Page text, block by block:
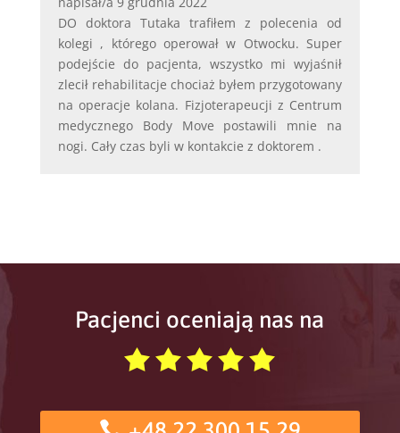
DO doktora Tutaka trafiłem z polecenia od
kolegi , którego operował w Otwocku. Super
podejście do pacjenta, wszystko mi wyjaśnił
zlecił rehabilitacje chociaż byłem przygotowany
na operacje kolana. Fizjoterapeucji z Centrum
medycznego Body Move postawili mnie na
nogi. Cały czas byli w kontakcie z doktorem .
Pacjenci oceniają nas na